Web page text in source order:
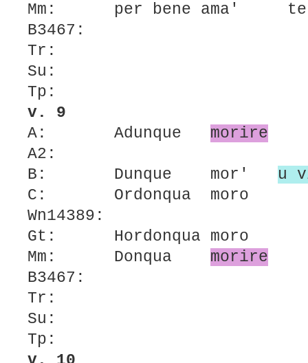
Mm: per bene ama'
B3467:
Tr:
Su:
Tp:
v. 9
A: Adunque morire
A2:
B: Dunque mor' u
C: Ordonqua
Wn14389:
Gt: Hordonqua
Mm: Donqua morire
B3467:
Tr:
Su:
Tp: